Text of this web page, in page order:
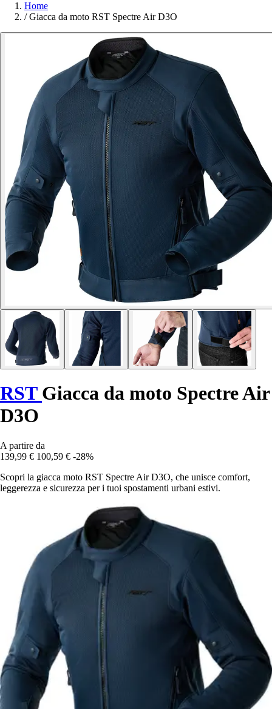
Home
/ Giacca da moto RST Spectre Air D3O
RST Giacca da moto Spectre Air
D3O
A partire da
139,99 € 100,59 € -28%
Scopri la giacca moto RST Spectre Air D3O, che unisce comfort,
leggerezza e sicurezza per i tuoi spostamenti urbani estivi.